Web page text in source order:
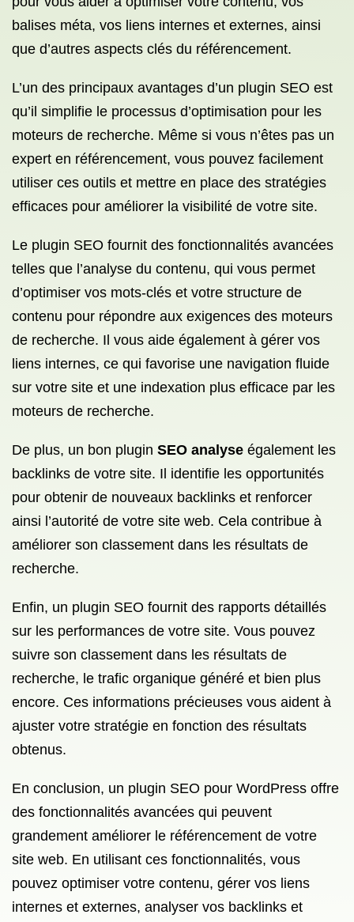
balises méta, vos liens internes et externes, ainsi
que d’autres aspects clés du référencement.
L’un des principaux avantages d’un plugin SEO est
qu’il simplifie le processus d’optimisation pour les
moteurs de recherche. Même si vous n’êtes pas un
expert en référencement, vous pouvez facilement
utiliser ces outils et mettre en place des stratégies
efficaces pour améliorer la visibilité de votre site.
Le plugin SEO fournit des fonctionnalités avancées
telles que l’analyse du contenu, qui vous permet
d’optimiser vos mots-clés et votre structure de
contenu pour répondre aux exigences des moteurs
de recherche. Il vous aide également à gérer vos
liens internes, ce qui favorise une navigation fluide
sur votre site et une indexation plus efficace par les
moteurs de recherche.
De plus, un bon plugin SEO analyse également les
backlinks de votre site. Il identifie les opportunités
pour obtenir de nouveaux backlinks et renforcer
ainsi l’autorité de votre site web. Cela contribue à
améliorer son classement dans les résultats de
recherche.
Enfin, un plugin SEO fournit des rapports détaillés
sur les performances de votre site. Vous pouvez
suivre son classement dans les résultats de
recherche, le trafic organique généré et bien plus
encore. Ces informations précieuses vous aident à
ajuster votre stratégie en fonction des résultats
obtenus.
En conclusion, un plugin SEO pour WordPress offre
des fonctionnalités avancées qui peuvent
grandement améliorer le référencement de votre
site web. En utilisant ces fonctionnalités, vous
pouvez optimiser votre contenu, gérer vos liens
internes et externes, analyser vos backlinks et